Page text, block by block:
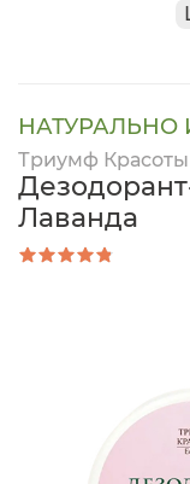
НАТУРАЛЬНО
Триумф Красоты
Лаванда